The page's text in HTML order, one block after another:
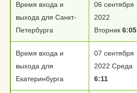
Время входа и
выхода для Санкт-
Петербурга
06 сентября
2022
Вторник 6:05
Время входа и
выхода для
Екатеринбурга
07 сентября
2022 Среда
6:11